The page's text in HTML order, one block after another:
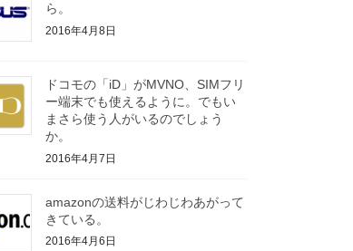
ら。
2016年4月8日
ドコモの「iD」がMVNO、SIMフリ
ー端末でも使えるように。でもい
まさら使う人がいるのでしょう
か。
2016年4月7日
amazonの送料がじわじわあがって
きている。
2016年4月6日